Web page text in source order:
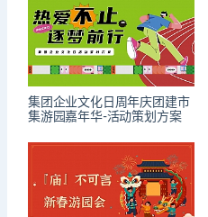
集团企业文化日周年庆团建市
集游园嘉年华-活动策划方案